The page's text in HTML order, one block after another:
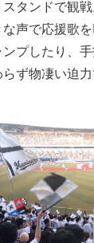
タンドで観
声で応援歌
プしたり、
ず物凄い迫力